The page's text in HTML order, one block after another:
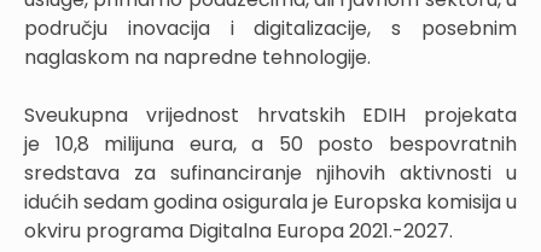
području inovacija i digitalizacije, s posebnim
naglaskom na napredne tehnologije.
Sveukupna vrijednost hrvatskih EDIH projekata
je 10,8 milijuna eura, a 50 posto bespovratnih
sredstava za sufinanciranje njihovih aktivnosti u
idućih sedam godina osigurala je Europska komisija u
okviru programa Digitalna Europa 2021.-2027.